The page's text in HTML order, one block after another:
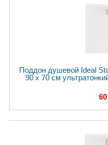
Поддон душевой Ideal
90 x 70 см